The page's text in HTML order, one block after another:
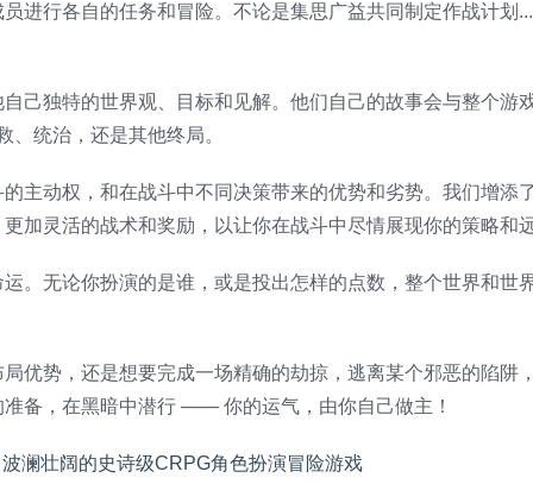
进行各自的任务和冒险。不论是集思广益共同制定作战计划
己独特的世界观、目标和见解。他们自己的故事会与整个游
统治，还是其他终局。
主动权，和在战斗中不同决策带来的优势和劣势。我们增添
加灵活的战术和奖励，以让你在战斗中尽情展现你的策略和
。无论你扮演的是谁，或是投出怎样的点数，整个世界和世
优势，还是想要完成一场精确的劫掠，逃离某个邪恶的陷阱
备，在黑暗中潜行 —— 你的运气，由你自己做主！